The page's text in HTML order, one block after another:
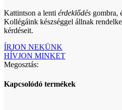
Kattintson a lenti érdeklődés gombra,
Kollégáink készséggel állnak
kérdéseit.
ÍRJON NEKÜNK
HÍVJON MINKET
Megosztás:
Kapcsolódó termékek